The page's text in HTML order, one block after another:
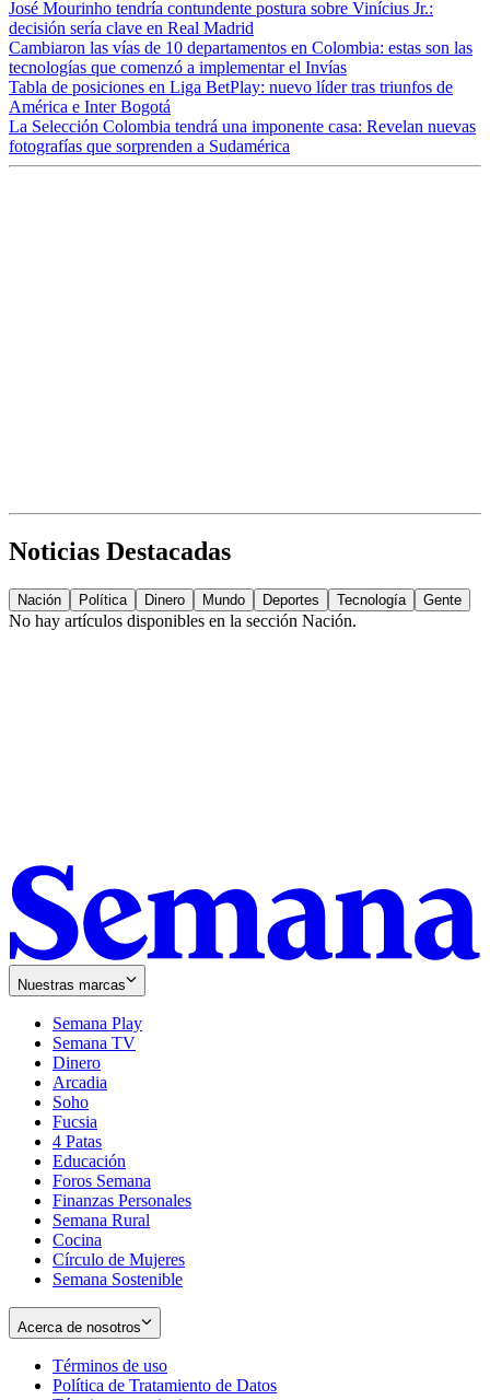
José Mourinho tendría contundente postura sobre Vinícius Jr.:
decisión sería clave en Real Madrid
Cambiaron las vías de 10 departamentos en Colombia: estas son las
tecnologías que comenzó a implementar el Invías
Tabla de posiciones en Liga BetPlay: nuevo líder tras triunfos de
América e Inter Bogotá
La Selección Colombia tendrá una imponente casa: Revelan nuevas
fotografías que sorprenden a Sudamérica
Noticias Destacadas
Nación Política Dinero Mundo Deportes Tecnología Gente
No hay artículos disponibles en la sección Nación.
Nuestras marcas
Semana Play
Semana TV
Dinero
Arcadia
Soho
in
new
window
Fucsia
in
new
window
4 Patas
Educación
Foros Semana
Finanzas Personales
Semana Rural
Cocina
Círculo de Mujeres
Semana Sostenible
Acerca de nosotros
Términos de uso
in
Política de Tratamiento de Datos